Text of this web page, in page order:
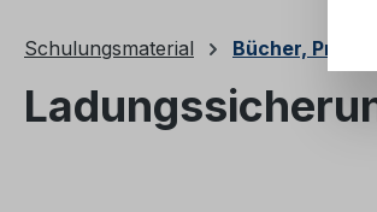
Schulungsmaterial Bücher,